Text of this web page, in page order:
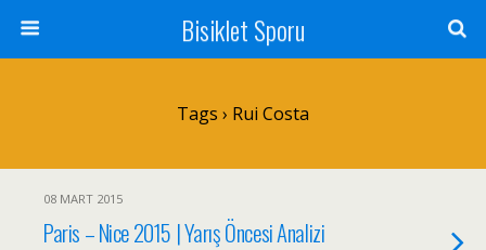
Bisiklet Sporu
Tags › Rui Costa
08 MART 2015
Paris – Nice 2015 | Yarış Öncesi Analizi